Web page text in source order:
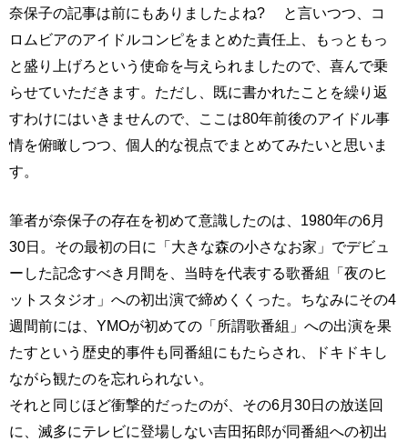
奈保子の記事は前にもありましたよね? と言いつつ、コ
ロムビアのアイドルコンピをまとめた責任上、もっともっ
と盛り上げろという使命を与えられましたので、喜んで乗
らせていただきます。ただし、既に書かれたことを繰り返
すわけにはいきませんので、ここは80年前後のアイドル事
情を俯瞰しつつ、個人的な視点でまとめてみたいと思いま
す。
筆者が奈保子の存在を初めて意識したのは、1980年の6月
30日。その最初の日に「大きな森の小さなお家」でデビュ
ーした記念すべき月間を、当時を代表する歌番組「夜のヒ
ットスタジオ」への初出演で締めくくった。ちなみにその4
週間前には、YMOが初めての「所謂歌番組」への出演を果
たすという歴史的事件も同番組にもたらされ、ドキドキし
ながら観たのを忘れられない。
それと同じほど衝撃的だったのが、その6月30日の放送回
に、滅多にテレビに登場しない吉田拓郎が同番組への初出